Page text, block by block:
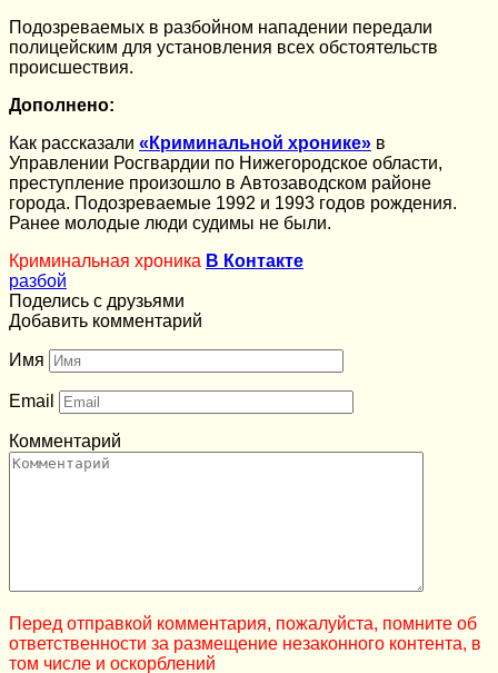
Подозреваемых в разбойном нападении передали
полицейским для установления всех обстоятельств
происшествия.
Дополнено:
Как рассказали «Криминальной хронике» в
Управлении Росгвардии по Нижегородское области,
преступление произошло в Автозаводском районе
города. Подозреваемые 1992 и 1993 годов рождения.
Ранее молодые люди судимы не были.
Криминальная хроника В Контакте
разбой
Поделись с друзьями
Добавить комментарий
Имя
Email
Комментарий
Перед отправкой комментария, пожалуйста, помните об
ответственности за размещение незаконного контента, в
том числе и оскорблений